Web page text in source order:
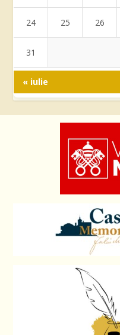
24 25 26
31
« iulie